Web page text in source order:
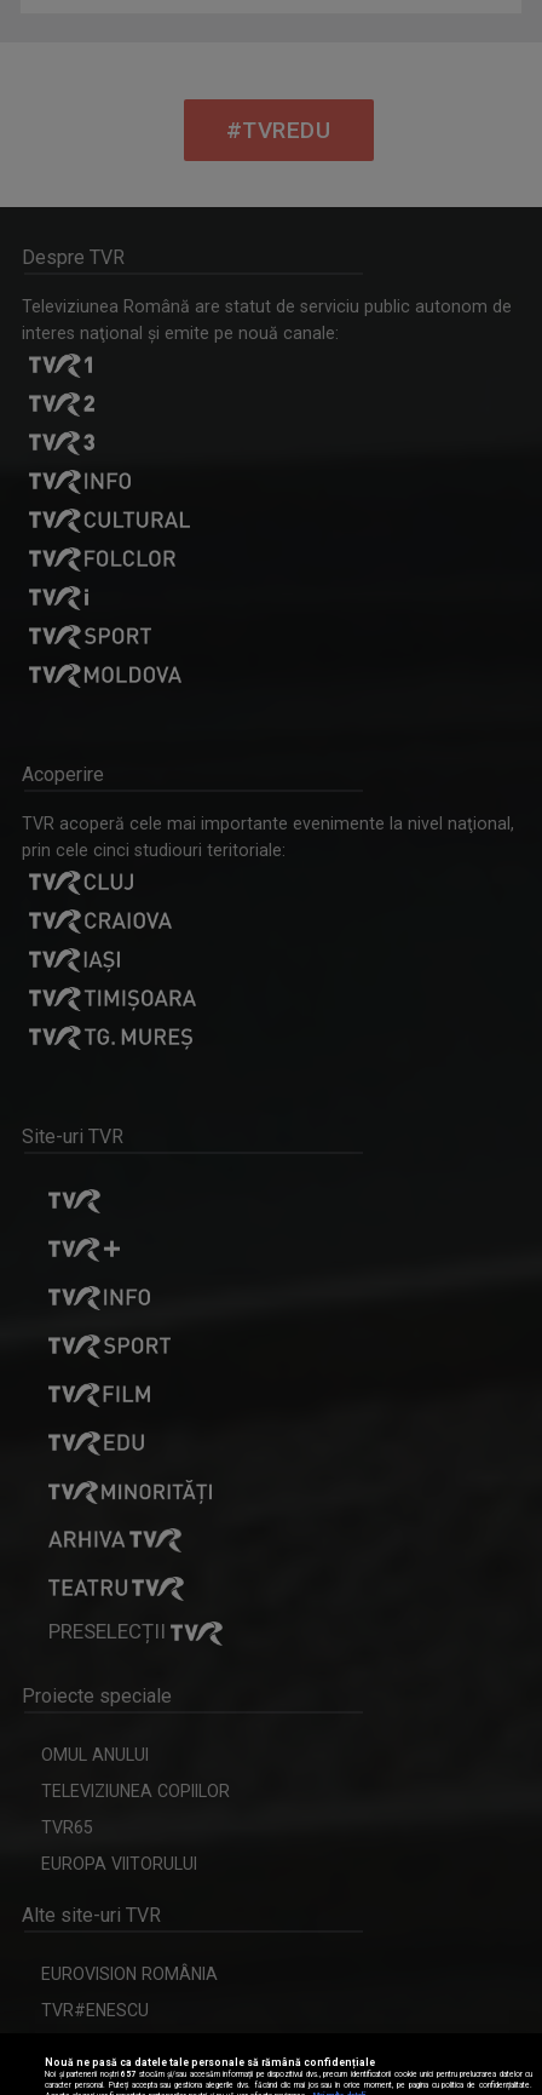
#TVREDU
Despre TVR
Televiziunea Română are statut de serviciu public autonom de
interes naţional şi emite pe nouă canale:
Acoperire
TVR acoperă cele mai importante evenimente la nivel naţional,
prin cele cinci studiouri teritoriale:
Site-uri TVR
PRESELECȚII
Proiecte speciale
OMUL ANULUI
TELEVIZIUNEA COPIILOR
TVR65
EUROPA VIITORULUI
Alte site-uri TVR
EUROVISION ROMÂNIA
TVR#ENESCU
Nouă ne pasă ca datele tale personale să rămână confidențiale
Noi și partenerii noștri657 stocăm și/sau accesăm informații pe dispozitivul dvs., precum identificatorii cookie unici pentru prelucrarea datelor cu
caracter personal. Puteți accepta sau gestiona alegerile dvs. făcând clic mai jos sau în orice moment, pe pagina cu politica de confidențialitate.